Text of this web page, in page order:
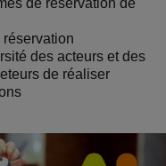
réservation
des acteurs et des
de réaliser